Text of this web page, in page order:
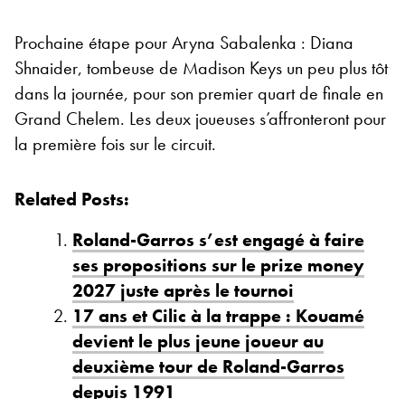
Prochaine étape pour Aryna Sabalenka : Diana
Shnaider, tombeuse de Madison Keys un peu plus tôt
dans la journée, pour son premier quart de finale en
Grand Chelem. Les deux joueuses s’affronteront pour
la première fois sur le circuit.
Related Posts:
Roland-Garros s’est engagé à faire
ses propositions sur le prize money
2027 juste après le tournoi
17 ans et Cilic à la trappe : Kouamé
devient le plus jeune joueur au
deuxième tour de Roland-Garros
depuis 1991